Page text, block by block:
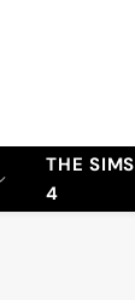
THE SIMS
4